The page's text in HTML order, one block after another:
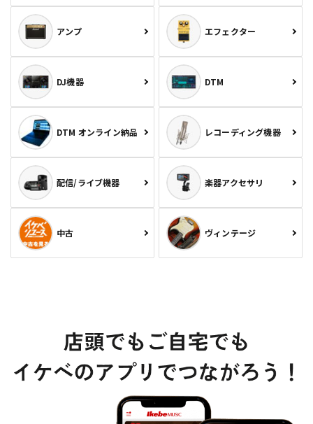
アンプ エフェクター
DJ機器 DTM
DTM オンライン納品 レコーディング機器
配信/ライブ機器 楽器アクセサリ
中古 ヴィンテージ